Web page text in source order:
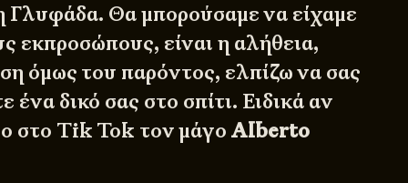
Γλυφάδα. Θα μπορούσαμε να είχαμε
εκπροσώπους, είναι η αλήθεια,
όμως του παρόντος, ελπίζω να σας
ένα δικό σας στο σπίτι. Ειδικά αν
στο Tik Tok τον μάγοAlberto